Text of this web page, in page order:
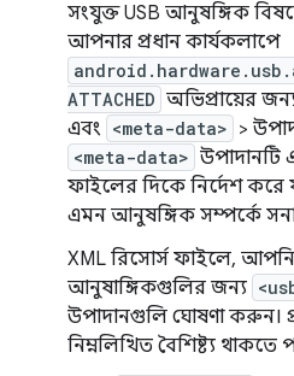
সংযুক্ত USB আনুষঙ্গিক
আপনার প্রধান কার্যকলাপে
ATTACHED অভিপ্রায়ের
এবং <meta-data> >
<meta-data> উপাদানটি
ফাইলের দিকে নির্দেশ
এমন আনুষঙ্গিক সম্পর্কে
XML রিসোর্স ফাইলে,
আনুষাঙ্গিকগুলির জন্য
উপাদানগুলি ঘোষণা করুন।
নিম্নলিখিত বৈশিষ্ট্য থাকতে